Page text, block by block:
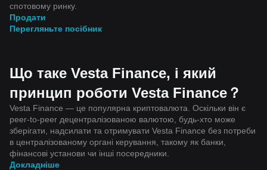
спотовому ринку.
Продати
Перегляньте посібник
Що таке Vesta Finance, і який
принцип роботи Vesta Finance？
Vesta Finance — це популярна криптовалюта. Оскільки він є
peer-to-peer децентралізованою валютою, будь-хто може
зберігати, надсилати та отримувати Vesta Finance без потреби
в централізованому органі керування, такому як банки,
фінансові установи чи інші посередники.
Докладніше